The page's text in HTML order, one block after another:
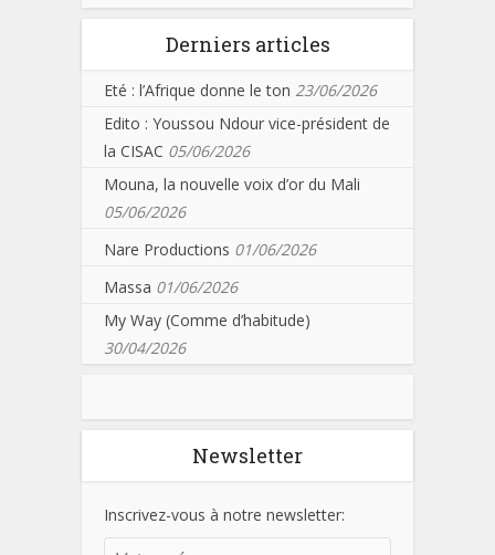
Derniers articles
Eté : l’Afrique donne le ton 23/06/2026
Edito : Youssou Ndour vice-président de
la CISAC 05/06/2026
Mouna, la nouvelle voix d’or du Mali
05/06/2026
Nare Productions 01/06/2026
Massa 01/06/2026
My Way (Comme d’habitude)
30/04/2026
Newsletter
Inscrivez-vous à notre newsletter: